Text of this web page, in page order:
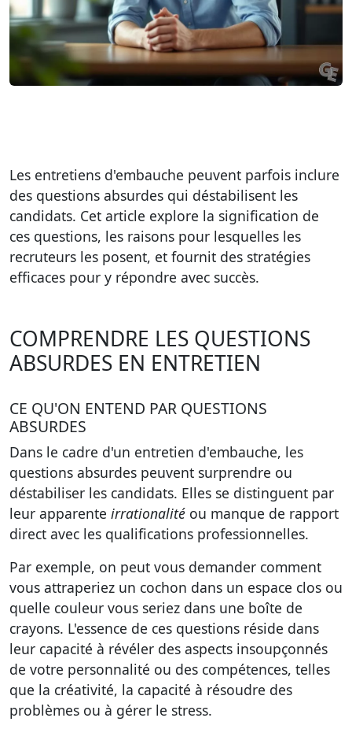
Les entretiens d'embauche peuvent parfois inclure
des questions absurdes qui déstabilisent les
candidats. Cet article explore la signification de
ces questions, les raisons pour lesquelles les
recruteurs les posent, et fournit des stratégies
efficaces pour y répondre avec succès.
COMPRENDRE LES QUESTIONS
ABSURDES EN ENTRETIEN
CE QU'ON ENTEND PAR QUESTIONS
ABSURDES
Dans le cadre d'un entretien d'embauche, les
questions absurdes peuvent surprendre ou
déstabiliser les candidats. Elles se distinguent par
leur apparente irrationalité ou manque de rapport
direct avec les qualifications professionnelles.
Par exemple, on peut vous demander comment
vous attraperiez un cochon dans un espace clos ou
quelle couleur vous seriez dans une boîte de
crayons. L'essence de ces questions réside dans
leur capacité à révéler des aspects insoupçonnés
de votre personnalité ou des compétences, telles
que la créativité, la capacité à résoudre des
problèmes ou à gérer le stress.